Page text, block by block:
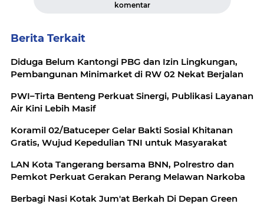
komentar
Berita Terkait
Diduga Belum Kantongi PBG dan Izin Lingkungan,
Pembangunan Minimarket di RW 02 Nekat Berjalan
PWI–Tirta Benteng Perkuat Sinergi, Publikasi Layanan
Air Kini Lebih Masif
Koramil 02/Batuceper Gelar Bakti Sosial Khitanan
Gratis, Wujud Kepedulian TNI untuk Masyarakat
LAN Kota Tangerang bersama BNN, Polrestro dan
Pemkot Perkuat Gerakan Perang Melawan Narkoba
Berbagi Nasi Kotak Jum'at Berkah Di Depan Green